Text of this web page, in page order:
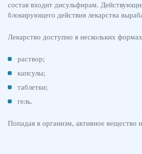
состав входит дисульфирам.
блокирующего действия лекарства
Лекарство доступно в нескольких
раствор;
капсулы;
таблетки;
гель.
Попадая в организм, активное вещество